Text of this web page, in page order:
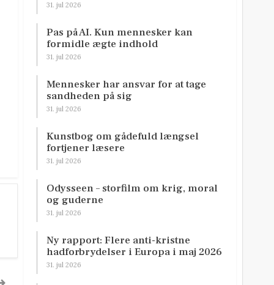
31. jul 2026
Pas på AI. Kun mennesker kan
formidle ægte indhold
31. jul 2026
Mennesker har ansvar for at tage
sandheden på sig
31. jul 2026
Kunstbog om gådefuld længsel
fortjener læsere
31. jul 2026
Odysseen – storfilm om krig, moral
og guderne
31. jul 2026
Ny rapport: Flere anti-kristne
hadforbrydelser i Europa i maj 2026
31. jul 2026